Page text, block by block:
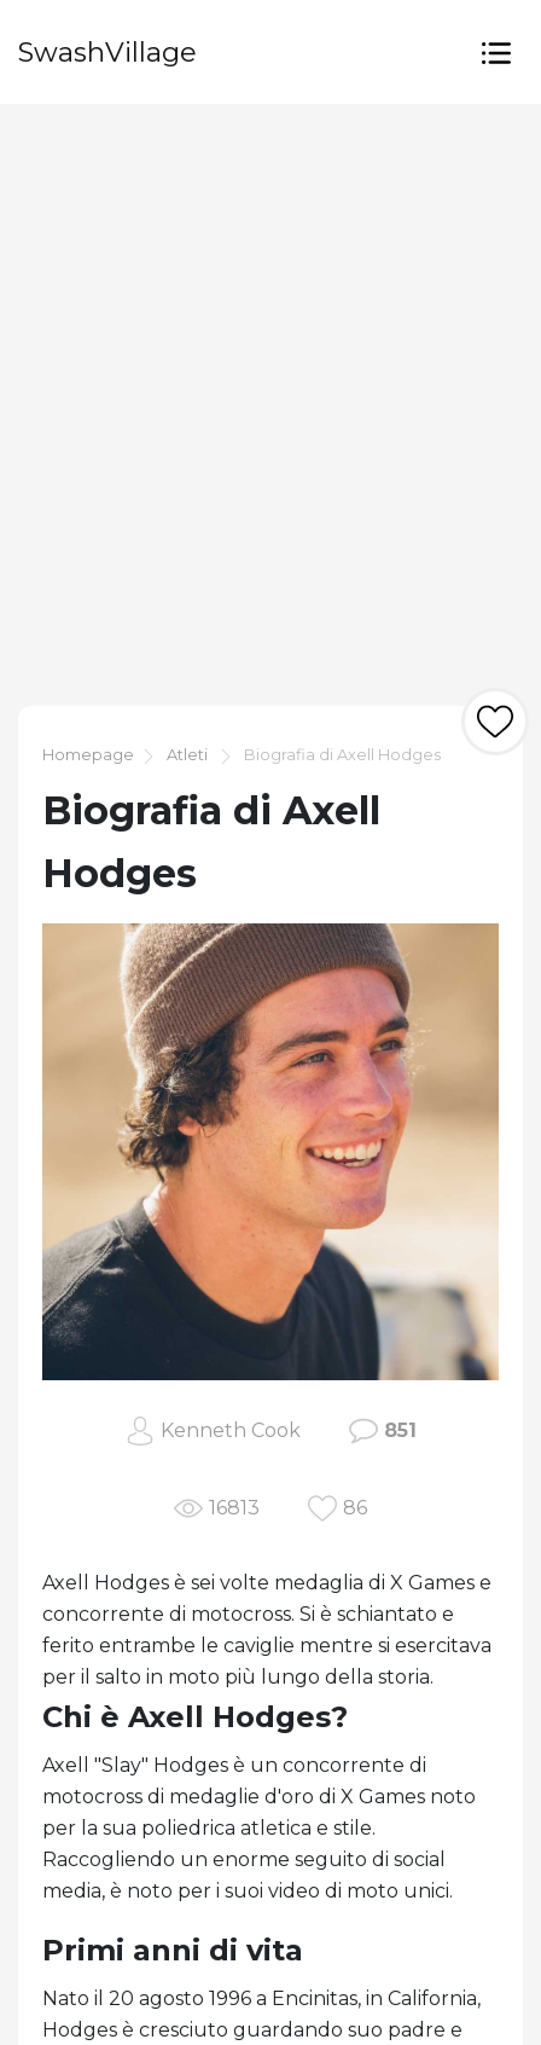
SwashVillage
Homepage Atleti Biografia di Axell Hodges
Biografia di Axell
Hodges
Kenneth Cook 851
16813 86
Axell Hodges è sei volte medaglia di X Games e
concorrente di motocross. Si è schiantato e
ferito entrambe le caviglie mentre si esercitava
per il salto in moto più lungo della storia.
Chi è Axell Hodges?
Axell "Slay" Hodges è un concorrente di
motocross di medaglie d'oro di X Games noto
per la sua poliedrica atletica e stile.
Raccogliendo un enorme seguito di social
media, è noto per i suoi video di moto unici.
Primi anni di vita
Nato il 20 agosto 1996 a Encinitas, in California,
Hodges è cresciuto guardando suo padre e